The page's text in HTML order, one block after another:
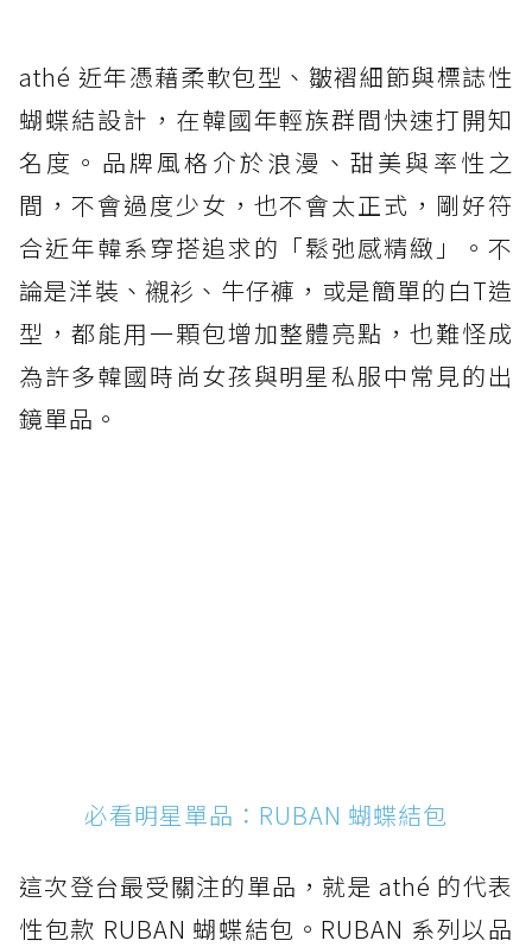
athé 近年憑藉柔軟包型、皺褶細節與標誌性
蝴蝶結設計，在韓國年輕族群間快速打開知
名度。品牌風格介於浪漫、甜美與率性之
間，不會過度少女，也不會太正式，剛好符
合近年韓系穿搭追求的「鬆弛感精緻」。不
論是洋裝、襯衫、牛仔褲，或是簡單的白T造
型，都能用一顆包增加整體亮點，也難怪成
為許多韓國時尚女孩與明星私服中常見的出
鏡單品。
必看明星單品：RUBAN 蝴蝶結包
這次登台最受關注的單品，就是 athé 的代表
性包款 RUBAN 蝴蝶結包。RUBAN 系列以品